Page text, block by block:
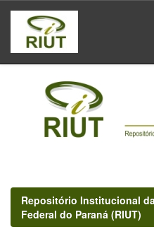
Skip
navigation
Repositório Institucional
Federal do Paraná (RIUT)